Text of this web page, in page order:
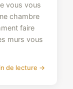
vous vous
chambre
faire
murs vous
de lecture →